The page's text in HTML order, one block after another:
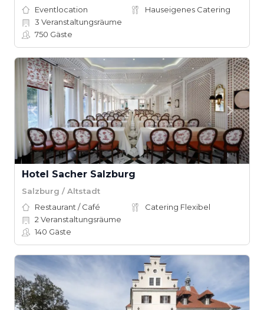
Eventlocation
Hauseigenes Catering
3 Veranstaltungsräume
750 Gäste
Hotel Sacher Salzburg
Salzburg / Altstadt
Restaurant / Café
Catering Flexibel
2 Veranstaltungsräume
140 Gäste